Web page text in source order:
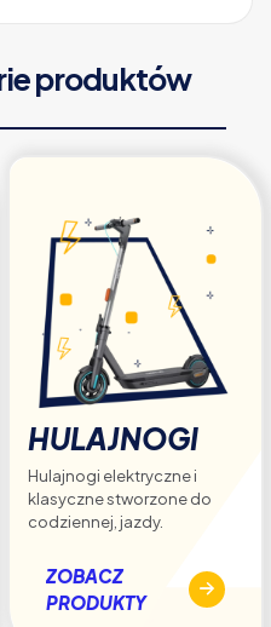
produktów
HULAJNOGI
Hulajnogi elektryczne i
klasyczne stworzone do
codziennej, jazdy.
ZOBACZ
PRODUKTY